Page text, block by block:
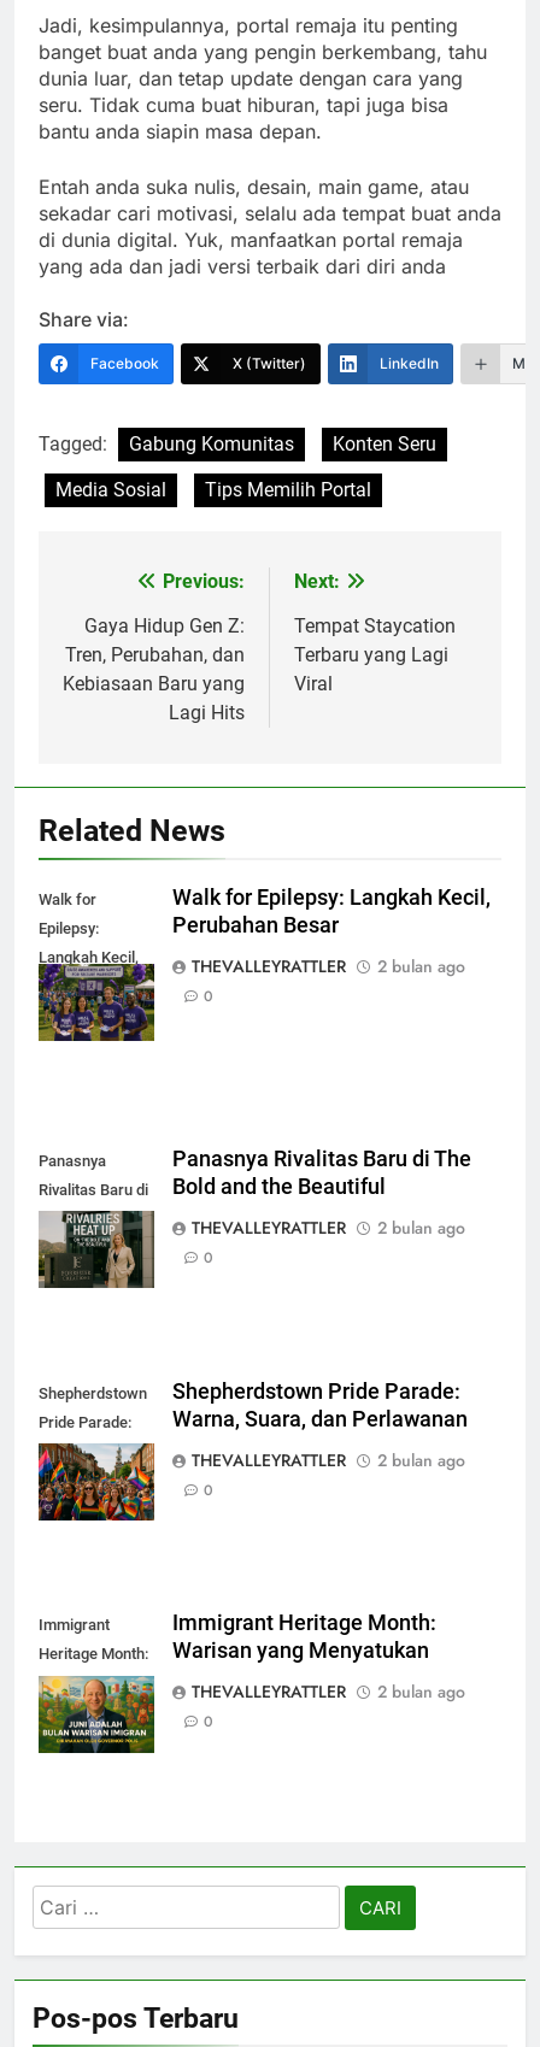
Jadi, kesimpulannya, portal remaja itu penting
banget buat anda yang pengin berkembang, tahu
dunia luar, dan tetap update dengan cara yang
seru. Tidak cuma buat hiburan, tapi juga bisa
bantu anda siapin masa depan.
Entah anda suka nulis, desain, main game, atau
sekadar cari motivasi, selalu ada tempat buat anda
di dunia digital. Yuk, manfaatkan portal remaja
yang ada dan jadi versi terbaik dari diri anda
Share via:
Facebook X (Twitter) LinkedIn
Tagged: Gabung Komunitas
Konten Seru
Media Sosial
Tips Memilih Portal
Navigasi
pos
Previous:
Gaya Hidup Gen Z:
Tren, Perubahan, dan
Kebiasaan Baru yang
Lagi Hits
Next:
Tempat Staycation
Terbaru yang Lagi
Viral
Related News
Walk for
Epilepsy:
Langkah Kecil,
Perubahan
Besar
Walk for Epilepsy: Langkah Kecil,
Perubahan Besar
THEVALLEYRATTLER
2 bulan ago
0
Panasnya
Rivalitas Baru di
The Bold and the
Beautiful
Panasnya Rivalitas Baru di The
Bold and the Beautiful
THEVALLEYRATTLER
2 bulan ago
0
Shepherdstown
Pride Parade:
Warna, Suara,
dan Perlawanan
Shepherdstown Pride Parade:
Warna, Suara, dan Perlawanan
THEVALLEYRATTLER
2 bulan ago
0
Immigrant
Heritage Month:
Warisan yang
Menyatukan
Immigrant Heritage Month:
Warisan yang Menyatukan
THEVALLEYRATTLER
2 bulan ago
0
Cari
untuk:
Pos-pos Terbaru